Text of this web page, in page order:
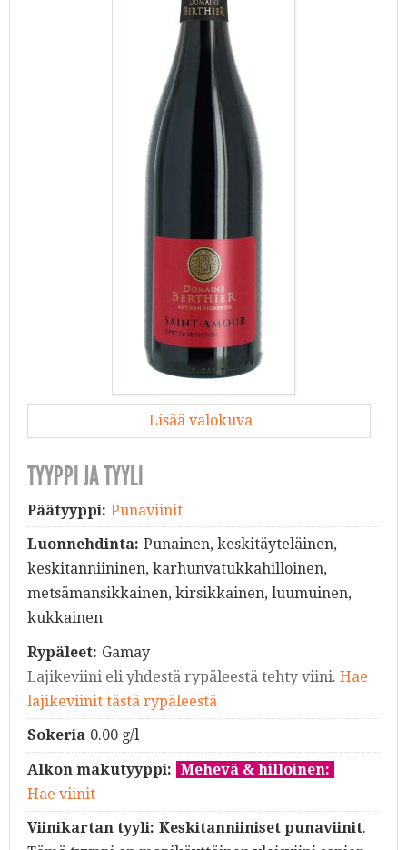
Lisää valokuva
TYYPPI JA TYYLI
Päätyyppi: Punaviinit
Luonnehdinta: Punainen, keskitäyteläinen,
keskitanniininen, karhunvatukkahilloinen,
metsämansikkainen, kirsikkainen, luumuinen,
kukkainen
Rypäleet: Gamay
Lajikeviini eli yhdestä rypäleestä tehty viini. Hae
lajikeviinit tästä rypäleestä
Sokeria 0.00 g/l
Alkon makutyyppi: Mehevä & hilloinen:
Hae viinit
Viinikartan tyyli: Keskitanniiniset punaviinit.